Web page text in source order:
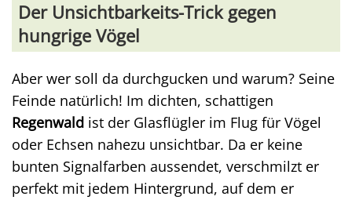
Der Unsichtbarkeits-Trick gegen
hungrige Vögel
Aber wer soll da durchgucken und warum? Seine
Feinde natürlich! Im dichten, schattigen
Regenwald ist der Glasflügler im Flug für Vögel
oder Echsen nahezu unsichtbar. Da er keine
bunten Signalfarben aussendet, verschmilzt er
perfekt mit jedem Hintergrund, auf dem er